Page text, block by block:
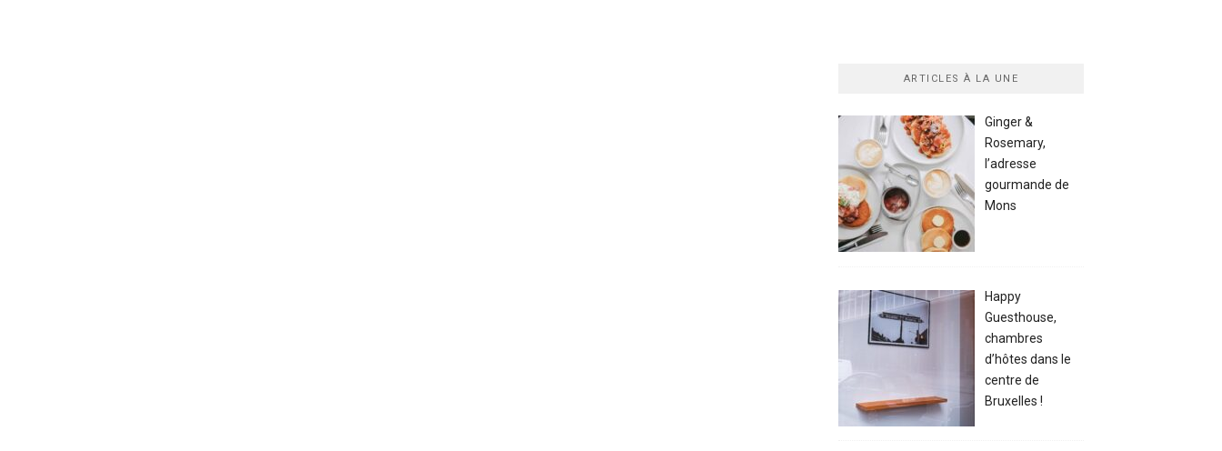
ARTICLES À LA UNE
Ginger &
Rosemary,
l’adresse
gourmande de
Mons
Happy
Guesthouse,
chambres
d’hôtes dans le
centre de
Bruxelles !